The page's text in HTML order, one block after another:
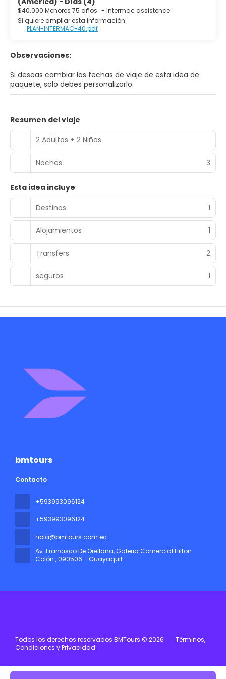
$40.000 Menores 75 años - Intermac assistence
Si quiere ampliar esta información:
PLAN-INTERMAC-40.pdf
Observaciones:
Si deseas cambiar las fechas de viaje de esta idea de
paquete, solo debes personalizarlo.
Resumen del viaje
2 Adultos + 2 Niños
Noches 3
Esta idea incluye
Destinos
1
Alojamientos 1
Transfers 2
seguros 1
bmtours
Contacto
+593993096124
+593993096124
hola@bmtours.com.ec
Av. Francisco De Orellana, Galeria Comercial Hilton
Colón , 090506 - Guayaquil
Todos los derechos reservados BMTours © 2026
Términos,
Condiciones y Privacidad